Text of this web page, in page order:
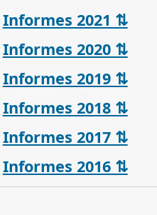
Informes 2021 ⇅
Informes 2020 ⇅
Informes 2019 ⇅
Informes 2018 ⇅
Informes 2017 ⇅
Informes 2016 ⇅